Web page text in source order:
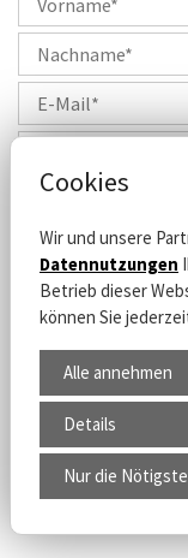
Ich habe die
genommen und
Rückfragen
Widerrufsrecht: Diese
die Zukunft per E-
Absenden
Cookies
Wir und unsere
Datennutzungen
Betrieb dieser
können Sie
Alle annehmen
Details
Nur die